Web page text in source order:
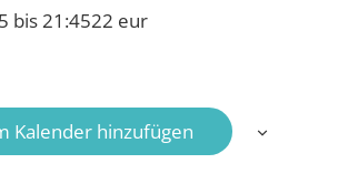
bis21:4522 eur
Kalender hinzufügen